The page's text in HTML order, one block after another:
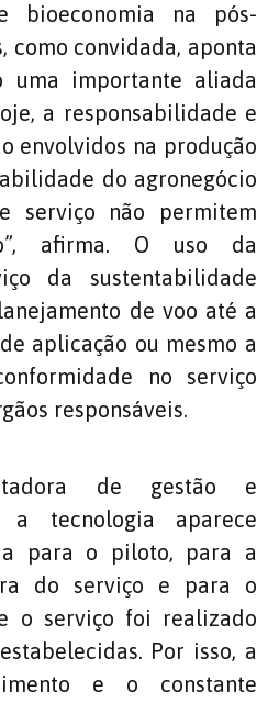
bioeconomia na pós-
como convidada, aponta
uma importante aliada
a responsabilidade e
envolvidos na produção
do agronegócio
serviço não permitem
afirma. O uso da
da sustentabilidade
de voo até a
aplicação ou mesmo a
no serviço
responsáveis.
de gestão e
a tecnologia aparece
para o piloto, para a
do serviço e para o
o serviço foi realizado
Por isso, a
e o constante